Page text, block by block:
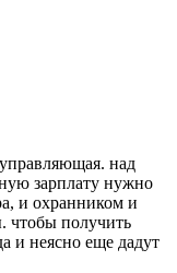
над
зарплату нужно
и охранником и
чтобы получить
и неясно еще дадут